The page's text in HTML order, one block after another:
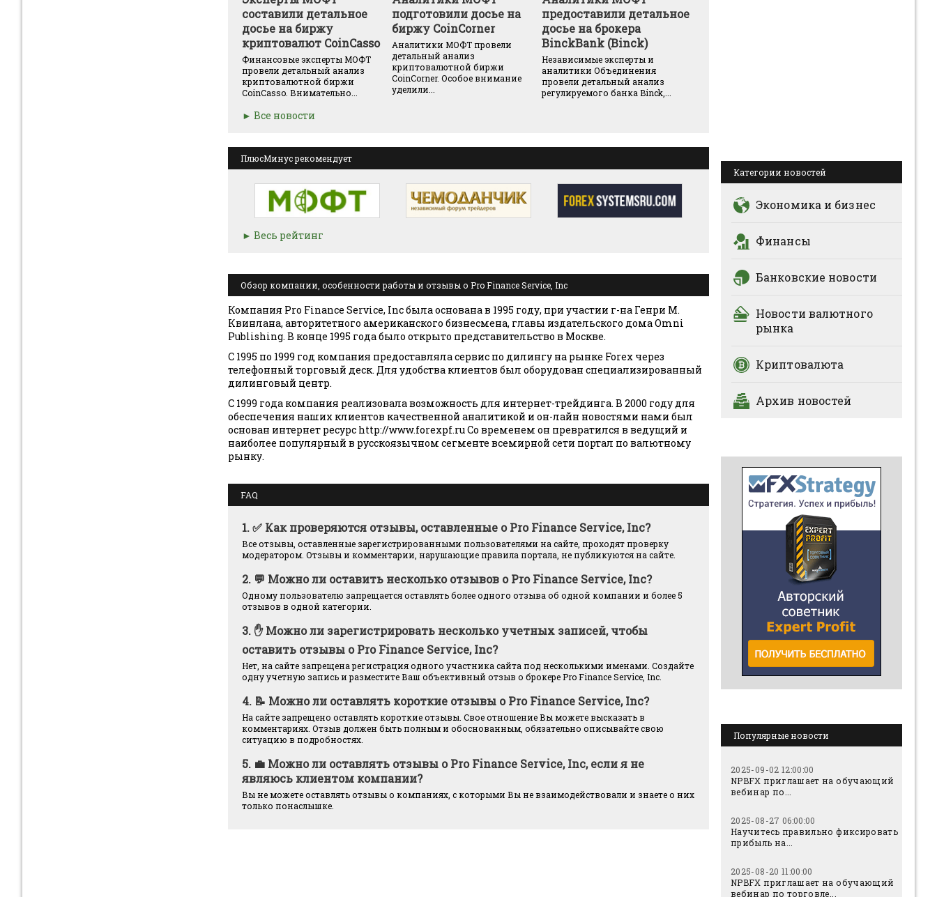
составили детальное
досье на биржу
криптовалют CoinCasso
Финансовые эксперты МОФТ
провели детальный анализ
криптовалютной биржи
CoinCasso. Внимательно...
подготовили досье на
биржу CoinCorner
Аналитики МОФТ провели
детальный анализ
криптовалютной биржи
CoinCorner. Особое внимание
уделили...
предоставили детальное
досье на брокера
BinckBank (Binck)
Независимые эксперты и
аналитики Объединения
провели детальный анализ
регулируемого банка Binck,...
Все новости
ПлюсМинус рекомендует
Весь рейтинг
Обзор компании, особенности работы и отзывы о Pro Finance Service, Inc
Компания Pro Finance Service, Inc была основана в 1995 году, при участии г-на Генри М.
Квинлана, авторитетного американского бизнесмена, главы издательского дома Omni
Publishing. В конце 1995 года было открыто представительство в Москве.
С 1995 по 1999 год компания предоставляла сервис по дилингу на рынке Forex через
телефонный торговый деск. Для удобства клиентов был оборудован специализированный
дилинговый центр.
С 1999 года компания реализовала возможность для интернет-трейдинга. В 2000 году для
обеспечения наших клиентов качественной аналитикой и он-лайн новостями нами был
основан интернет ресурс http://www.forexpf.ru Со временем он превратился в ведущий и
наиболее популярный в русскоязычном сегменте всемирной сети портал по валютному
рынку.
FAQ
1.✅ Как проверяются отзывы, оставленные о Pro Finance Service, Inc?
Все отзывы, оставленные зарегистрированными пользователями на сайте, проходят проверку
модератором. Отзывы и комментарии, нарушающие правила портала, не публикуются на сайте.
2. 💬 Можно ли оставить несколько отзывов о Pro Finance Service, Inc?
Одному пользователю запрещается оставлять более одного отзыва об одной компании и более 5
отзывов в одной категории.
3. ✋ Можно ли зарегистрировать несколько учетных записей, чтобы
оставить отзывы о Pro Finance Service, Inc?
Нет, на сайте запрещена регистрация одного участника сайта под несколькими именами. Создайте
одну учетную запись и разместите Ваш объективный отзыв о брокере Pro Finance Service, Inc.
4. 📝 Можно ли оставлять короткие отзывы о Pro Finance Service, Inc?
На сайте запрещено оставлять короткие отзывы. Свое отношение Вы можете высказать в
комментариях. Отзыв должен быть полным и обоснованным, обязательно описывайте свою
ситуацию в подробностях.
5. 💼 Можно ли оставлять отзывы о Pro Finance Service, Inc, если я не
являюсь клиентом компании?
Вы не можете оставлять отзывы о компаниях, с которыми Вы не взаимодействовали и знаете о них
только понаслышке.
Категории новостей
Экономика и бизнес
Финансы
Банковские новости
Новости валютного
рынка
Криптовалюта
Архив новостей
Популярные новости
2025-09-02 12:00:00
NPBFX приглашает на обучающий
вебинар по...
2025-08-27 06:00:00
Научитесь правильно фиксировать
прибыль на...
2025-08-20 11:00:00
NPBFX приглашает на обучающий
вебинар по торговле...